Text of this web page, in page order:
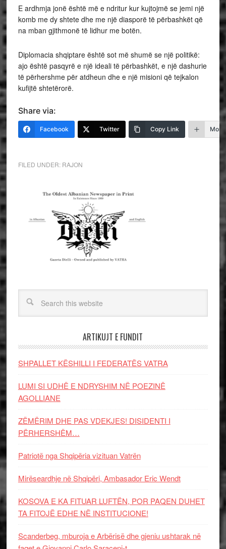
E ardhmja jonë është më e ndritur kur kujtojmë se jemi një
komb me dy shtete dhe me një diasporë të përbashkët që
na mban gjithmonë të lidhur me botën.
Diplomacia shqiptare është sot më shumë se një politikë:
ajo është pasqyrë e një ideali të përbashkët, e një dashurie
të përhershme për atdheun dhe e një misioni që tejkalon
kufijtë shtetërorë.
Share via:
Facebook Twitter Copy Link More
FILED UNDER: RAJON
ARTIKUJT E FUNDIT
SHPALLET KËSHILLI I FEDERATËS VATRA
LUMI SI UDHË E NDRYSHIM NË POEZINË
AGOLLIANE
ZËMËRIM DHE PAS VDEKJES! DISIDENTI I
PËRHERSHËM…
Patriotë nga Shqipëria vizituan Vatrën
Mirëseardhje në Shqipëri, Ambasador Eric Wendt
KOSOVA E KA FITUAR LUFTËN, POR PAQEN DUHET
TA FITOJË EDHE NË INSTITUCIONE!
Scanderbeg, mburoja e Arbërisë dhe gjeniu ushtarak në